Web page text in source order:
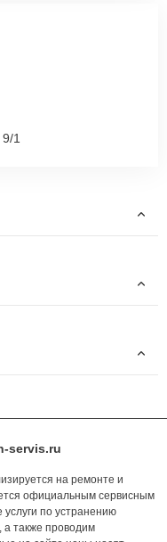
1
servis.ru
на ремонте и
официальным сервисным
по устранению
а также проводим